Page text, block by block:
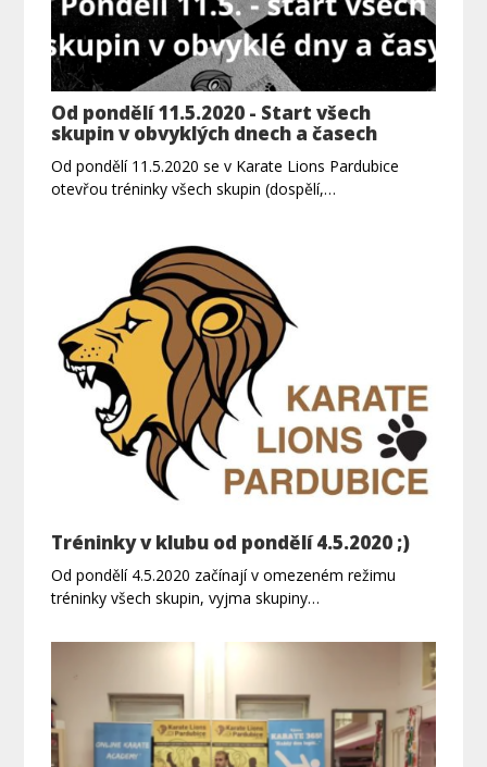
Od pondělí 11.5.2020 - Start všech
skupin v obvyklých dnech a časech
Od pondělí 11.5.2020 se v Karate Lions Pardubice
otevřou tréninky všech skupin (dospělí,…
Tréninky v klubu od pondělí 4.5.2020 ;)
Od pondělí 4.5.2020 začínají v omezeném režimu
tréninky všech skupin, vyjma skupiny…